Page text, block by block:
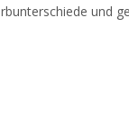
und